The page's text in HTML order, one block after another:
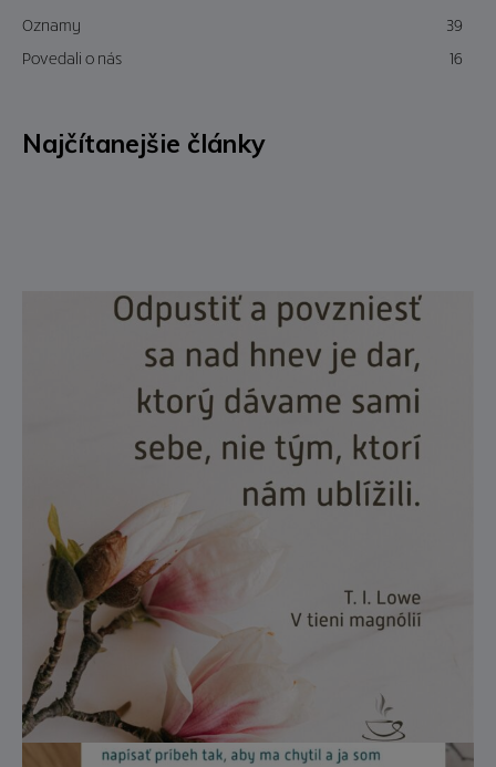
Oznamy
39
Povedali o nás
16
Najčítanejšie články